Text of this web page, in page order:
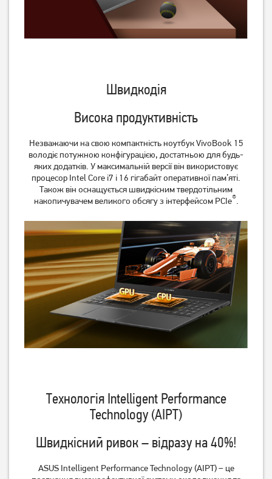
24 999
Ноутбук Asus Vivobook Go
15 E1504FA Cool Silver
(E1504FA-BQ2835)
29 999грн
Ноутбук HP 15-fc0005nw
(CX5C3EA)
30 999грн
Ноутбук HP Victus 15-
Ноутбук Acer NITRO 5
(NH.QB2EU.012)
Швидкодія
Висока продуктивність
Незважаючи на свою компактність ноутбук VivoBook 15
володіє потужною конфігурацією, достатньою для будь-
яких додатків. У максимальній версії він використовує
процесор Intel Core i7 і 16 гігабайт оперативної пам’яті.
Також він оснащується швидкісним твердотільним
накопичувачем великого обсягу з інтерфейсом PCIe®.
Технологія Intelligent Performance
Technology (AIPT)
Швидкісний ривок – відразу на 40%!
ASUS Intelligent Performance Technology (AIPT) – це